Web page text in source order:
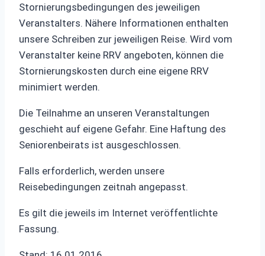
Stornierungsbedingungen des jeweiligen
Veranstalters. Nähere Informationen enthalten
unsere Schreiben zur jeweiligen Reise. Wird vom
Veranstalter keine RRV angeboten, können die
Stornierungskosten durch eine eigene RRV
minimiert werden.
Die Teilnahme an unseren Veranstaltungen
geschieht auf eigene Gefahr. Eine Haftung des
Seniorenbeirats ist ausgeschlossen.
Falls erforderlich, werden unsere
Reisebedingungen zeitnah angepasst.
Es gilt die jeweils im Internet veröffentlichte
Fassung.